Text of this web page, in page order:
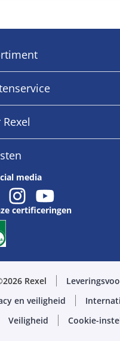
media
certificeringen
Rexel
en veiligheid
Veiligheid Cookie-